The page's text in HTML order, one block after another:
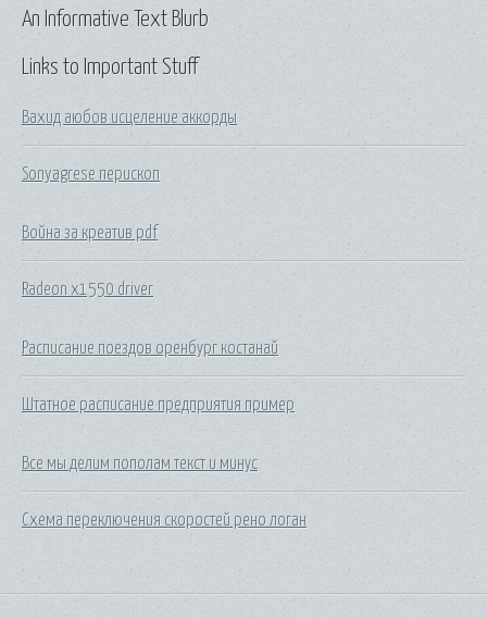
Links to Important Stuff
Вахид аюбов исцеление аккорды
Sonyagrese перископ
Война за креатив pdf
Radeon x1550 driver
Расписание поездов оренбург костанай
Штатное расписание предприятия пример
Все мы делим пополам текст и минус
Схема переключения скоростей рено логан
An Informative Text Blurb